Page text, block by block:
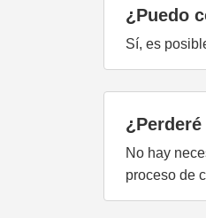
¿Puedo
Sí, es
No hay
proceso de